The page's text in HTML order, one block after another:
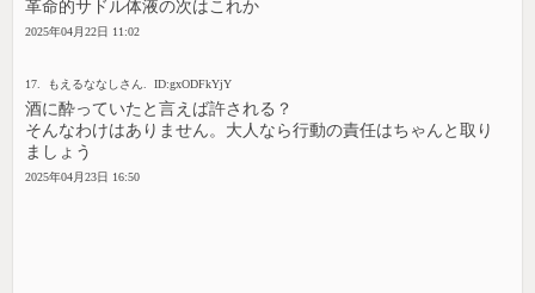
革命的サドル体液の次はこれか
2025年04月22日 11:02
17. もえるななしさん. ID:gxODFkYjY
酒に酔っていたと言えば許される？
そんなわけはありません。大人なら行動の責任はちゃんと取り
ましょう
2025年04月23日 16:50